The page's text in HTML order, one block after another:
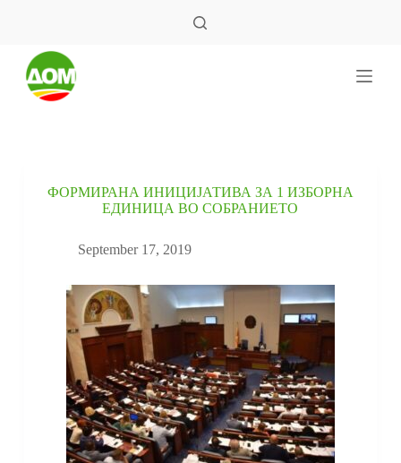
ФОРМИРАНА ИНИЦИЈАТИВА ЗА 1 ИЗБОРНА
ЕДИНИЦА ВО СОБРАНИЕТО
September 17, 2019